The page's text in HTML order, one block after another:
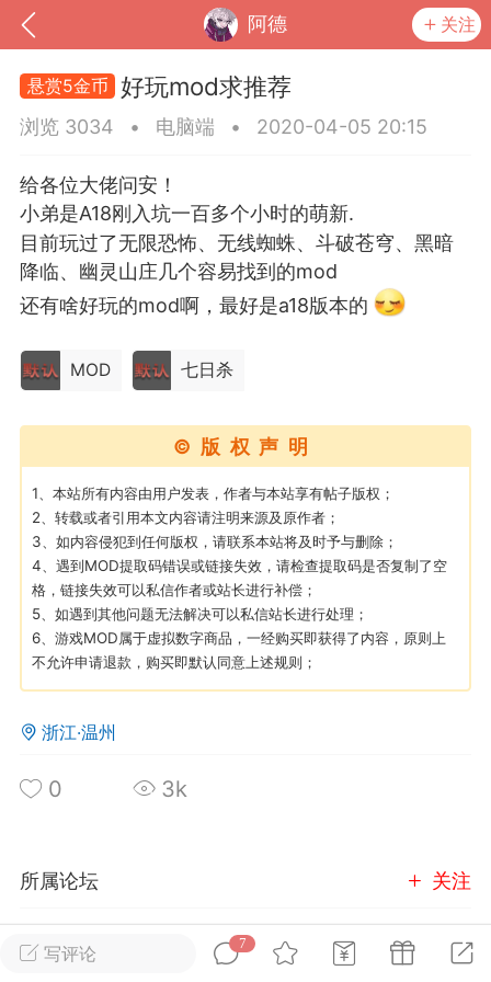
阿德 关注
我的钱包 道具
MOD下载 攻略教程 联机招募
大人
Lv.8
02-10 15:45
电脑端 其他&工具
卖挂
禁止发布联机可用的作弊模组，
单机辅助引流私下售卖服务器外挂！
作弊模组的发布规范近期收到一些信息
环境，中文网特此发布以下声明，规范
72
大人
Lv.8
写评论
7
悬赏5金币 好玩mod求推荐
浏览 3034 • 电脑端 • 2020-04-05 20:15
给各位大佬问安！
小弟是A18刚入坑一百多个小时的萌新.
目前玩过了无限恐怖、无线蜘蛛、斗破苍穹、黑暗
降临、幽灵山庄几个容易找到的mod
还有啥好玩的mod啊，最好是a18版本的
MOD 七日杀
©版权声明
1、本站所有内容由用户发表，作者与本站享有帖子版权；
2、转载或者引用本文内容请注明来源及原作者；
3、如内容侵犯到任何版权，请联系本站将及时予与删除；
4、遇到MOD提取码错误或链接失效，请检查提取码是否复制了空
格，链接失效可以私信作者或站长进行补偿；
5、如遇到其他问题无法解决可以私信站长进行处理；
6、游戏MOD属于虚拟数字商品，一经购买即获得了内容，原则上
不允许申请退款，购买即默认同意上述规则；
浙江·温州
0 3k
所属论坛 关注
进入论坛